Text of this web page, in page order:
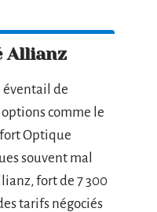
Allianz
de
comme le
Optique
souvent mal
fort de 7 300
tarifs négociés